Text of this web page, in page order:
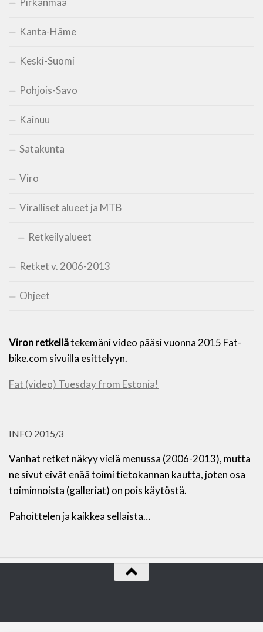
Kanta-Häme
Keski-Suomi
Pohjois-Savo
Kainuu
Satakunta
Viro
Viralliset alueet ja MTB
Retkeilyalueet
Retket v. 2006-2013
Ohjeet
Viron retkellätekemäni video pääsi vuonna 2015 Fat-
bike.com sivuilla esittelyyn.
Fat (video) Tuesday from Estonia!
INFO 2015/3
Vanhat retket näkyy vielä menussa (2006-2013), mutta
ne sivut eivät enää toimi tietokannan kautta, joten osa
toiminnoista (galleriat) on pois käytöstä.
Pahoittelen ja kaikkea sellaista…